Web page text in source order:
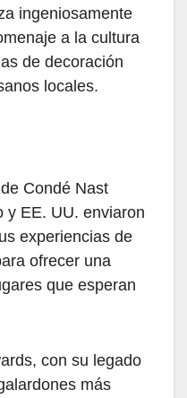
ingeniosamente
a la cultura
de decoración
locales.
Condé Nast
y EE. UU. enviaron
experiencias de
ofrecer una
que esperan
con su legado
más